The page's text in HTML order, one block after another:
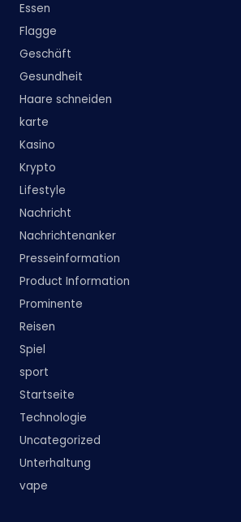
Essen
Flagge
Geschäft
Gesundheit
Haare schneiden
karte
Kasino
Krypto
Lifestyle
Nachricht
Nachrichtenanker
Presseinformation
Product Information
Prominente
Reisen
Spiel
sport
Startseite
Technologie
Uncategorized
Unterhaltung
vape